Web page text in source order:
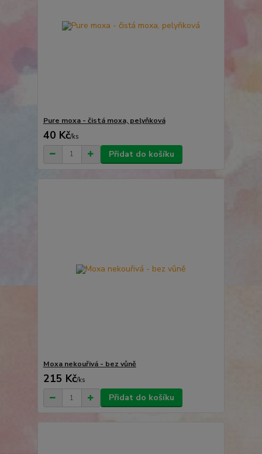
Pure moxa - čistá moxa, pelyňková
40 Kč/ks
Přidat do košíku
Moxa nekouřivá - bez vůně
215 Kč/ks
Přidat do košíku